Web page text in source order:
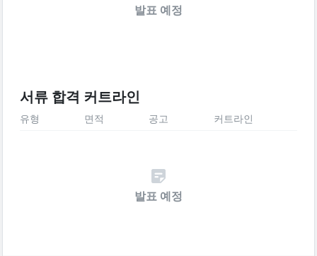
발표 예정
서류 합격 커트라인
유형 면적 공고 커트라인
발표 예정